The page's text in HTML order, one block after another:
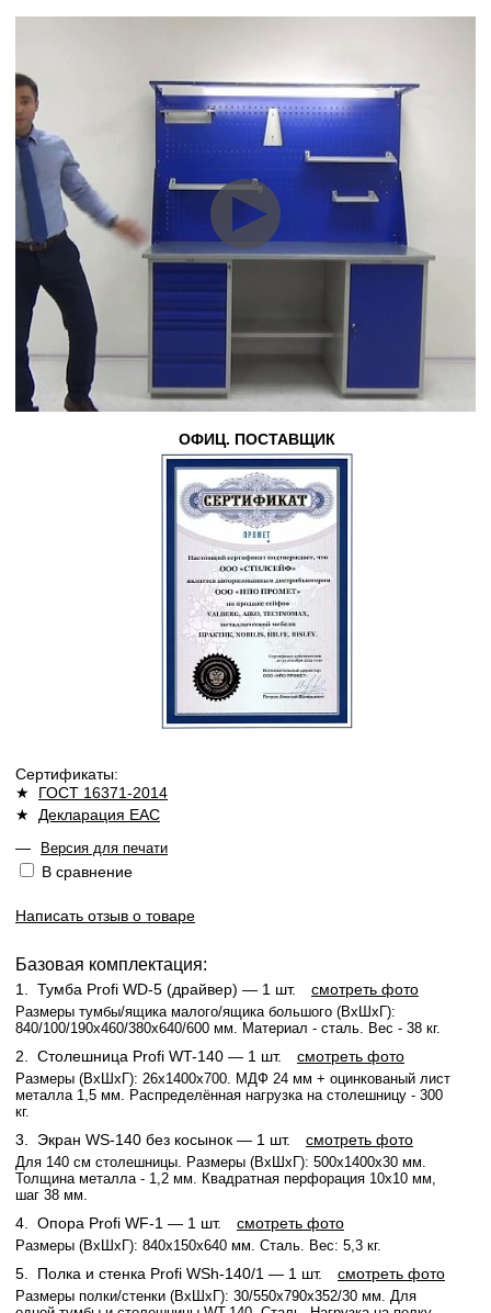
ОФИЦ. ПОСТАВЩИК
Сертификаты:
★ ГОСТ 16371-2014
★ Декларация ЕАС
—
Версия для печати
В сравнение
Написать отзыв о товаре
Базовая комплектация:
1. Тумба Profi WD-5 (драйвер) — 1 шт. смотреть фото
Размеры тумбы/ящика малого/ящика большого (ВхШхГ):
840/100/190x460/380x640/600 мм. Материал - сталь. Вес - 38 кг.
2. Столешница Profi WT-140 — 1 шт. смотреть фото
Размеры (ВхШхГ): 26x1400x700. МДФ 24 мм + оцинкованый лист
металла 1,5 мм. Распределённая нагрузка на столешницу - 300
кг.
3. Экран WS-140 без косынок — 1 шт. смотреть фото
Для 140 см столешницы. Размеры (ВхШхГ): 500x1400x30 мм.
Толщина металла - 1,2 мм. Квадратная перфорация 10х10 мм,
шаг 38 мм.
4. Опора Profi WF-1 — 1 шт. смотреть фото
Размеры (ВхШхГ): 840x150x640 мм. Сталь. Вес: 5,3 кг.
5. Полка и стенка Profi WSh-140/1 — 1 шт. смотреть фото
Размеры полки/стенки (ВхШхГ): 30/550x790x352/30 мм. Для